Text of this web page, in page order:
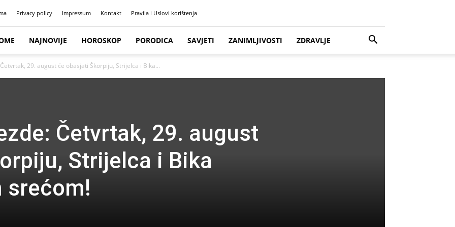
Privacy policy Impressum Kontakt Pravila i Uslovi korištenja
NAJNOVIJE HOROSKOP PORODICA SAVJETI ZANIMLJIVOSTI ZDRAVLJE
29. august će obasjati Škorpiju, Strijelca i Bika...
Četvrtak, 29. august
Strijelca i Bika
srećom!